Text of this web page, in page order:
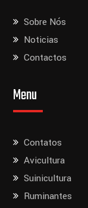
Sobre Nós
Noticias
Contactos
Menu
Contatos
Avicultura
Suinicultura
Ruminantes